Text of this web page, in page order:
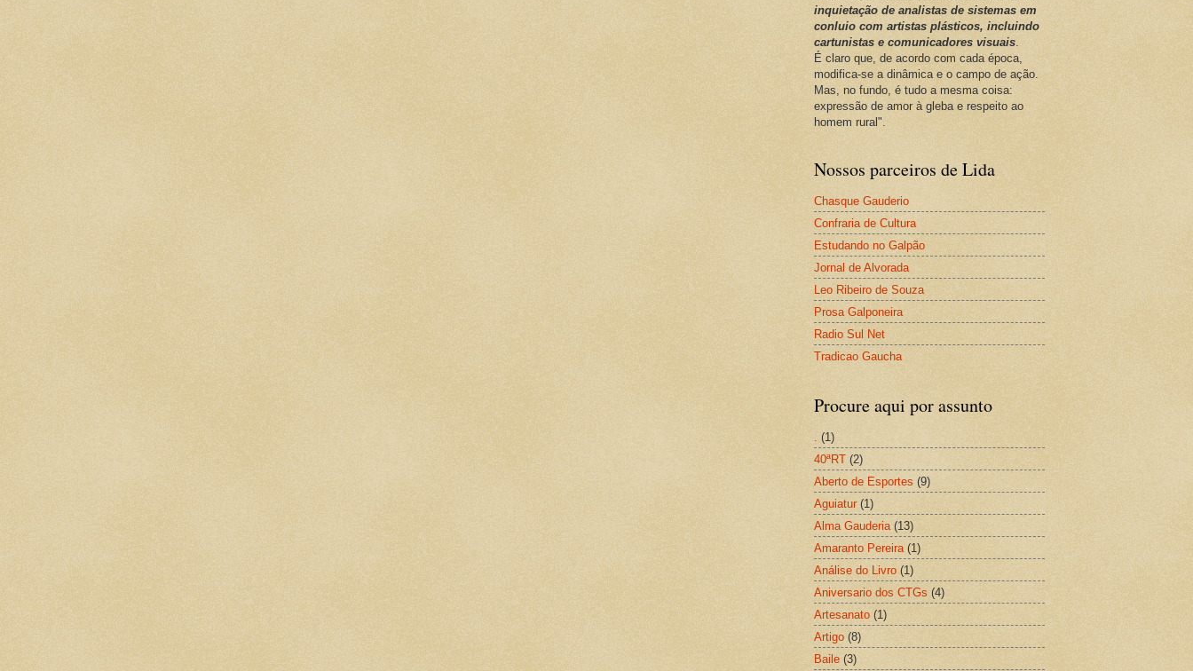
inquietação de analistas de sistemas em
conluio com artistas plásticos, incluindo
cartunistas e comunicadores visuais.
É claro que, de acordo com cada época,
modifica-se a dinâmica e o campo de ação.
Mas, no fundo, é tudo a mesma coisa:
expressão de amor à gleba e respeito ao
homem rural".
Nossos parceiros de Lida
Chasque Gauderio
Confraria de Cultura
Estudando no Galpão
Jornal de Alvorada
Leo Ribeiro de Souza
Prosa Galponeira
Radio Sul Net
Tradicao Gaucha
Procure aqui por assunto
(1)
40ªRT (2)
Aberto de Esportes (9)
Aguiatur (1)
Alma Gauderia (13)
Amaranto Pereira (1)
Análise do Livro (1)
Aniversario dos CTGs (4)
Artesanato (1)
Artigo (8)
Baile (3)